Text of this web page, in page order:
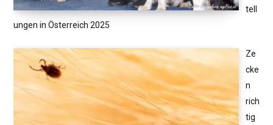
tell
ungen in Österreich 2025
Ze
cke
n
rich
tig